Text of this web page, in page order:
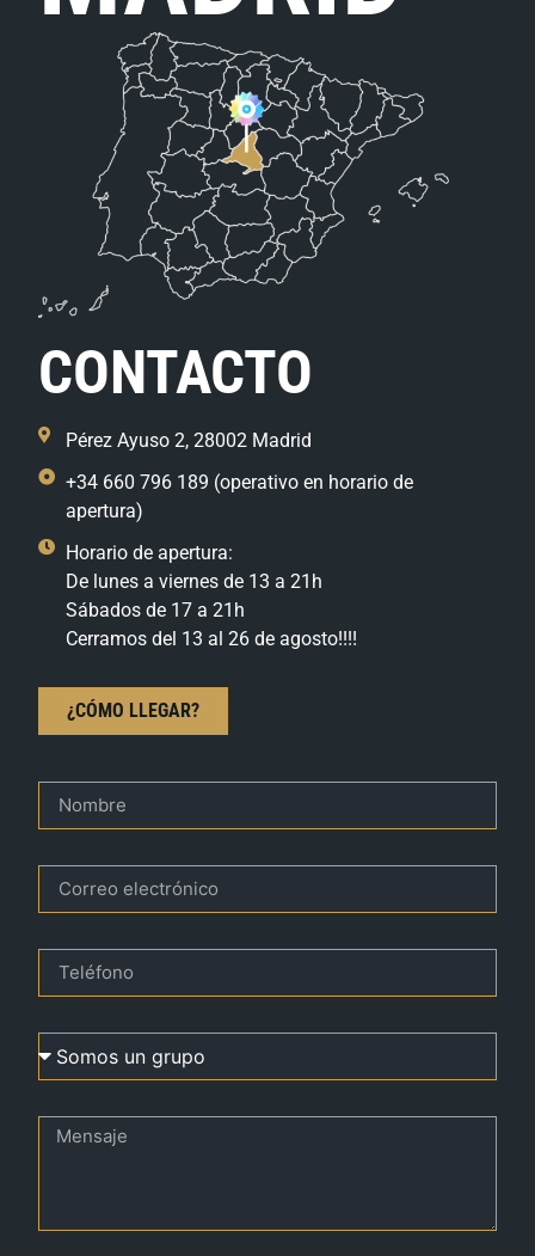
CONTACTO
Pérez Ayuso 2, 28002 Madrid
+34 660 796 189 (operativo en horario de
apertura)
Horario de apertura:
De lunes a viernes de 13 a 21h
Sábados de 17 a 21h
Cerramos del 13 al 26 de agosto!!!!
¿CÓMO LLEGAR?